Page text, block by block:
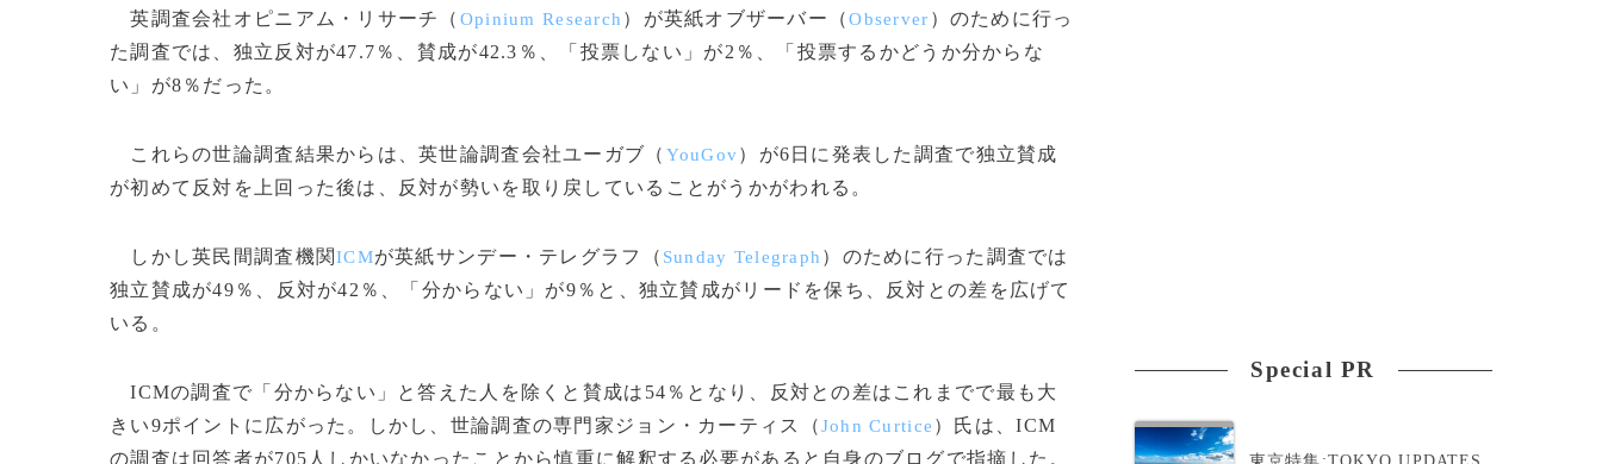
英調査会社オピニアム・リサーチ（ Opinium Research ）が英紙オブザーバー（Observer ）のために行っ
た調査では、独立反対が47.7％、賛成が42.3％、「投票しない」が2％、「投票するかどうか分からな
い」が8％だった。
これらの世論調査結果からは、英世論調査会社ユーガブ（ YouGov）が6日に発表した調査で独立賛成
が初めて反対を上回った後は、反対が勢いを取り戻していることがうかがわれる。
しかし英民間調査機関ICMが英紙サンデー・テレグラフ（ Sunday Telegraph ）のために行った調査では
独立賛成が49％、反対が42％、「分からない」が9％と、独立賛成がリードを保ち、反対との差を広げて
いる。
ICMの調査で「分からない」と答えた人を除くと賛成は54％となり、反対との差はこれまでで最も大
きい9ポイントに広がった。しかし、世論調査の専門家ジョン・カーティス（John Curtice ）氏は、ICM
の調査は回答者が705人しかいなかったことから慎重に解釈する必要があると自身のブログで指摘した。
Special PR
東京特集:TOKYO UPDATES